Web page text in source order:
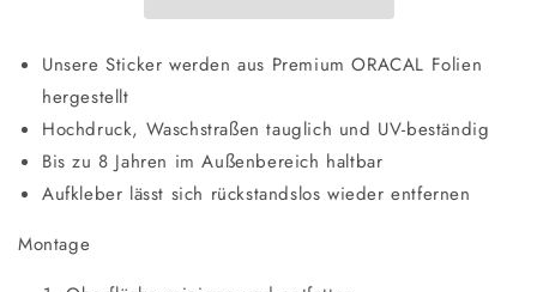
Unsere Sticker werden aus Premium ORACAL Folien
hergestellt
Hochdruck, Waschstraßen tauglich und UV-beständig
Bis zu 8 Jahren im Außenbereich haltbar
Aufkleber lässt sich rückstandslos wieder entfernen
Montage